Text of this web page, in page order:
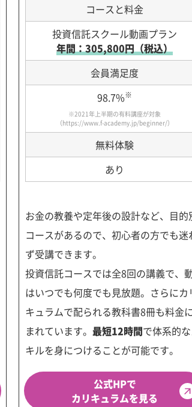
コースと料金
投資信託スクール動画プラン
年間：305,800円（税込）
会員満足度
98.7%※
※2021年上半期の有料講座が対象
（https://www.f-academy.jp/beginner/）
無料体験
あり
お金の教養や定年後の設計など、目的
コースがあるので、初心者の方でも迷
ず受講できます。
投資信託コースでは全8回の講義で、
はいつでも何度でも見放題。さらにカ
キュラムで配られる教科書8冊も料金
まれています。 最短12時間で体系的
キルを身につけることが可能です。
公式HPで
カリキュラムを見る